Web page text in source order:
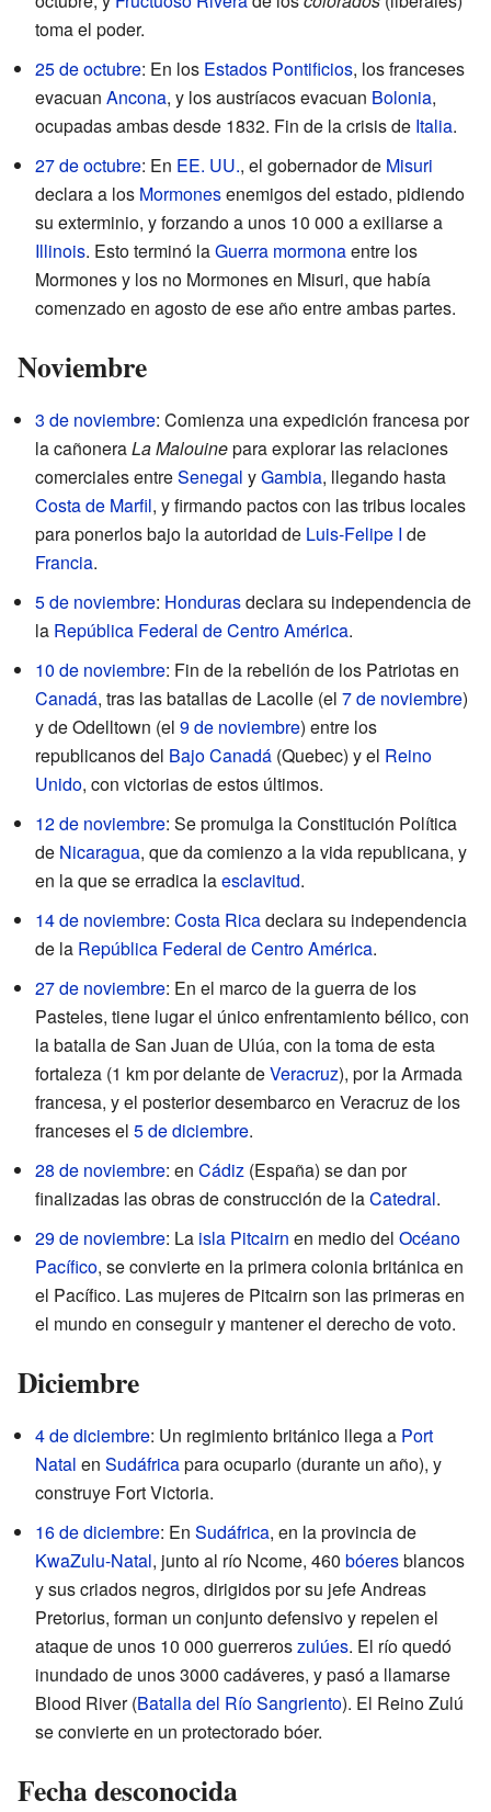
toma el poder.
25 de octubre: En los Estados Pontificios, los franceses
evacuan Ancona, y los austríacos evacuan Bolonia,
ocupadas ambas desde 1832. Fin de la crisis de Italia.
27 de octubre: En EE. UU., el gobernador de Misuri
declara a los Mormonesenemigos del estado, pidiendo
su exterminio, y forzando a unos 10 000 a exiliarse a
Illinois. Esto terminó laGuerra mormonaentre los
Mormones y los no Mormones en Misuri, que había
comenzado en agosto de ese año entre ambas partes.
Noviembre
3 de noviembre: Comienza una expedición francesa por
la cañoneraLa Malouinepara explorar las relaciones
comerciales entreSenegal yGambia, llegando hasta
Costa de Marfil, y firmando pactos con las tribus locales
para ponerlos bajo la autoridad de Luis-Felipe I de
Francia.
5 de noviembre: Hondurasdeclara su independencia de
la República Federal de Centro América.
10 de noviembre: Fin de la rebelión de los Patriotas en
Canadá, tras las batallas de Lacolle (el 7 de noviembre)
y de Odelltown (el 9 de noviembre) entre los
republicanos del Bajo Canadá (Quebec) y el Reino
Unido, con victorias de estos últimos.
12 de noviembre: Se promulga la Constitución Política
de Nicaragua, que da comienzo a la vida republicana, y
en la que se erradica laesclavitud.
14 de noviembre: Costa Ricadeclara su independencia
de la República Federal de Centro América.
27 de noviembre: En el marco de la guerra de los
Pasteles, tiene lugar el único enfrentamiento bélico, con
la batalla de San Juan de Ulúa, con la toma de esta
fortaleza (1 km por delante deVeracruz), por la Armada
francesa, y el posterior desembarco en Veracruz de los
franceses el 5 de diciembre.
28 de noviembre: en Cádiz (España) se dan por
finalizadas las obras de construcción de laCatedral.
29 de noviembre: La isla Pitcairn en medio del Océano
Pacífico, se convierte en la primera colonia británica en
el Pacífico. Las mujeres de Pitcairn son las primeras en
el mundo en conseguir y mantener el derecho de voto.
Diciembre
4 de diciembre: Un regimiento británico llega a Port
Natal en Sudáfricapara ocuparlo (durante un año), y
construye Fort Victoria.
16 de diciembre: En Sudáfrica, en la provincia de
KwaZulu-Natal, junto al río Ncome, 460 bóeresblancos
y sus criados negros, dirigidos por su jefe Andreas
Pretorius, forman un conjunto defensivo y repelen el
ataque de unos 10 000 guerreroszulúes. El río quedó
inundado de unos 3000 cadáveres, y pasó a llamarse
Blood River (Batalla del Río Sangriento). El Reino Zulú
se convierte en un protectorado bóer.
Fecha desconocida